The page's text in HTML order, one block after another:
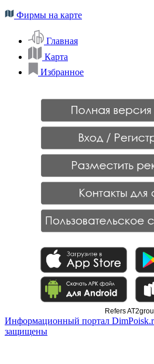
Фирмы на карте
Главная
Карта
Избранное
Refers
Информационный портал
защищены